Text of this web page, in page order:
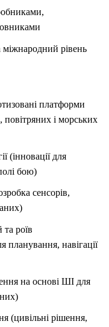
рівень
платформи
і морських
(інновації для
бою)
сенсорів,
та роїв
планування, навігації
на основі ШІ для
(цивільні рішення,